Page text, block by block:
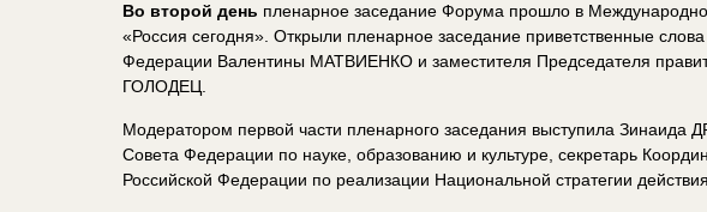
Во второй день пленарное заседание Форума прошло в
«Россия сегодня». Открыли пленарное заседание приветственные
Федерации Валентины МАТВИЕНКО и заместителя Председателя
ГОЛОДЕЦ.
Модератором первой части пленарного заседания выступила Зинаида
Совета Федерации по науке, образованию и культуре, секретарь
Российской Федерации по реализации Национальной стратегии